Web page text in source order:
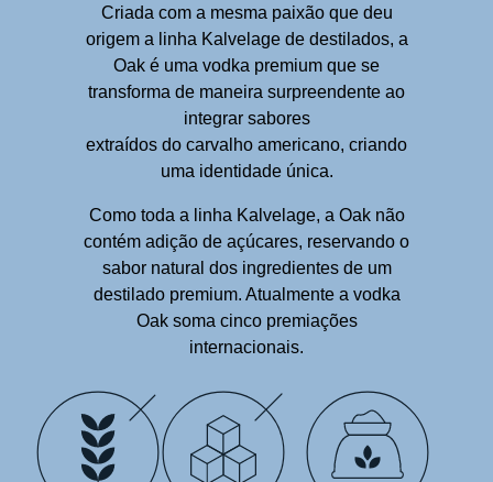
Criada com a mesma paixão que deu
origem a linha Kalvelage de destilados, a
Oak é uma vodka premium que se
transforma de maneira surpreendente ao
integrar sabores
extraídos do carvalho americano, criando
uma identidade única.
Como toda a linha Kalvelage, a Oak não
contém adição de açúcares, reservando o
sabor natural dos ingredientes de um
destilado premium. Atualmente a vodka
Oak soma cinco premiações
internacionais.